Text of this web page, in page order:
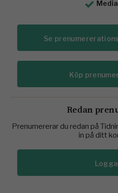
Se
Köp
Redan
Prenumererar du redan på
in på ditt